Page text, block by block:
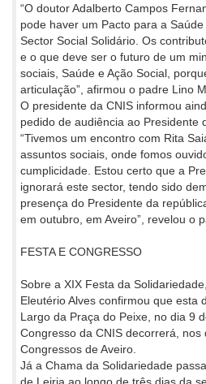
“O doutor Adalberto Campos
pode haver um Pacto para a
Sector Social Solidário. Os
e o que deve ser o futuro de um
sociais, Saúde e Ação Social,
articulação”, afirmou o padre Lino
O presidente da CNIS informou
pedido de audiência ao Presidente
“Tivemos um encontro com Rita
assuntos sociais, onde fomos
cumplicidade. Estou certo que a
ignorará este sector, tendo sido
presença do Presidente da
em outubro, em Aveiro”, revelou o
FESTA E CONGRESSO
Sobre a XIX Festa da
Eleutério Alves confirmou que esta
Largo da Praça do Peixe, no dia 9
Congresso da CNIS decorrerá,
Congressos de Aveiro.
Já a Chama da Solidariedade